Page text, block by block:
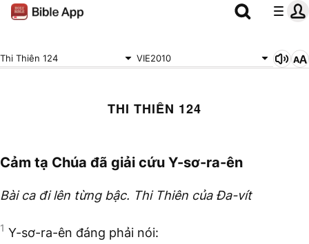
Thi Thiên 124 VIE2010
THI THIÊN 124
Cảm tạ Chúa đã giải cứu Y-sơ-ra-ên
Bài ca đi lên từng bậc. Thi Thiên của Đa-vít
1 Y-sơ-ra-ên đáng phải nói: